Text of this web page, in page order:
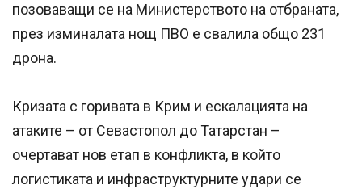
позоваващи се на Министерството на отбраната,
през изминалата нощ ПВО е свалила общо 231
дрона.
Кризата с горивата в Крим и ескалацията на
атаките – от Севастопол до Татарстан –
очертават нов етап в конфликта, в който
логистиката и инфраструктурните удари се